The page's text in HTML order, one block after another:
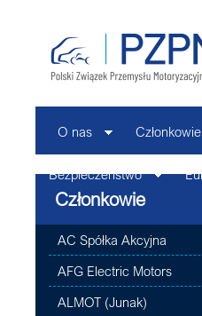
O nas Członkowie
Bezpieczeństwo
Członkowie
AC Spółka Akcyjna
AFG Electric Motors
ALMOT (Junak)